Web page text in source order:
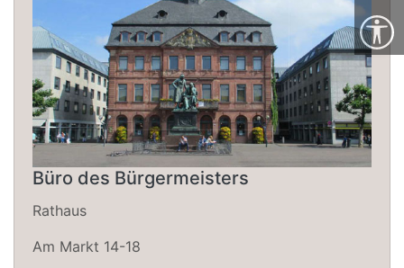
Büro des Bürgermeisters
Rathaus
Am Markt 14-18